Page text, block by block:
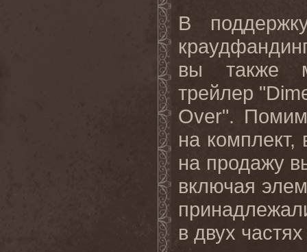
В
вы
также
трейлер
Over".
на комплект,
на продажу
включая
в двух